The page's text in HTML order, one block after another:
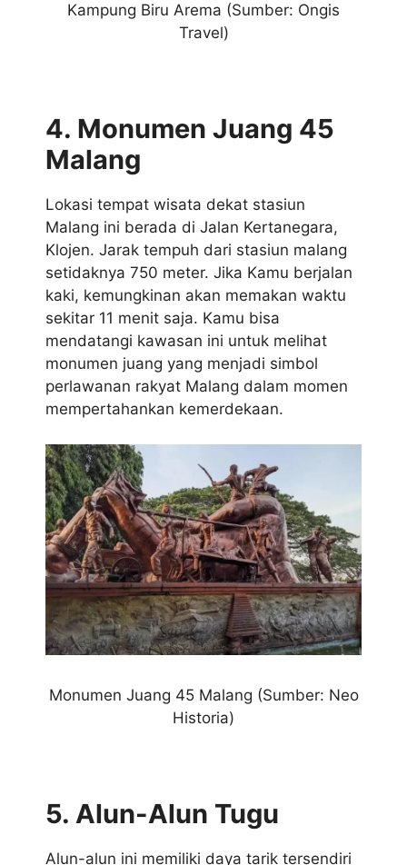
Kampung Biru Arema (Sumber: Ongis
Travel)
4. Monumen Juang 45
Malang
Lokasi tempat wisata dekat stasiun
Malang ini berada di Jalan Kertanegara,
Klojen. Jarak tempuh dari stasiun malang
setidaknya 750 meter. Jika Kamu berjalan
kaki, kemungkinan akan memakan waktu
sekitar 11 menit saja. Kamu bisa
mendatangi kawasan ini untuk melihat
monumen juang yang menjadi simbol
perlawanan rakyat Malang dalam momen
mempertahankan kemerdekaan.
Monumen Juang 45 Malang (Sumber: Neo
Historia)
5. Alun-Alun Tugu
Alun-alun ini memiliki daya tarik tersendiri